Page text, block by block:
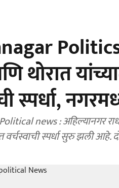
थोरात
स्पर्धा,
news : अहिल्यानगर
वर्चस्वाची स्पर्धा सुरु झली